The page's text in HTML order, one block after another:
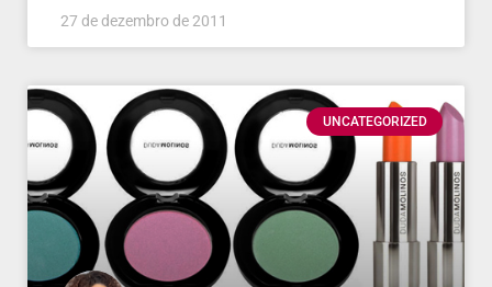
27 de dezembro de 2011
UNCATEGORIZED